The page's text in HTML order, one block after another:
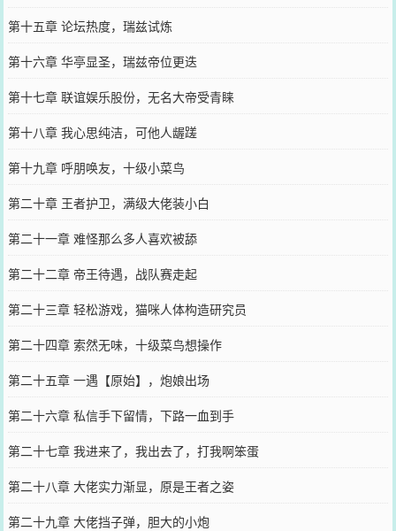
第十五章 论坛热度，瑞兹试炼
第十六章 华亭显圣，瑞兹帝位更迭
第十七章 联谊娱乐股份，无名大帝受青睐
第十八章 我心思纯洁，可他人龌蹉
第十九章 呼朋唤友，十级小菜鸟
第二十章 王者护卫，满级大佬装小白
第二十一章 难怪那么多人喜欢被舔
第二十二章 帝王待遇，战队赛走起
第二十三章 轻松游戏，猫咪人体构造研究员
第二十四章 索然无味，十级菜鸟想操作
第二十五章 一遇【原始】，炮娘出场
第二十六章 私信手下留情，下路一血到手
第二十七章 我进来了，我出去了，打我啊笨蛋
第二十八章 大佬实力渐显，原是王者之姿
第二十九章 大佬挡子弹，胆大的小炮